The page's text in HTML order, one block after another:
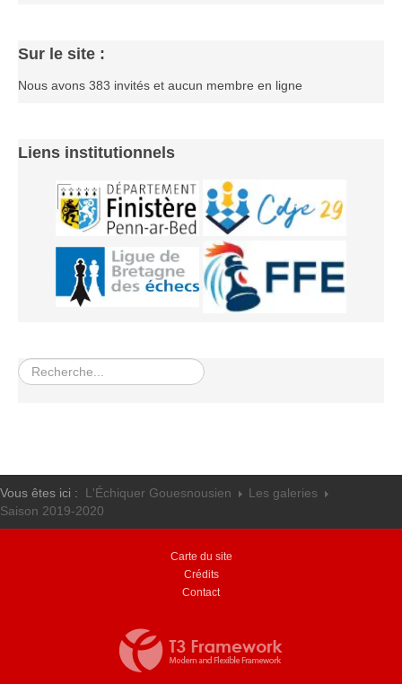
Sur le site :
Nous avons 383 invités et aucun membre en ligne
Liens institutionnels
Rechercher
Vous êtes ici : L'Échiquer Gouesnousien
Les galeries
Saison 2019-2020
Carte du site
Crédits
Contact